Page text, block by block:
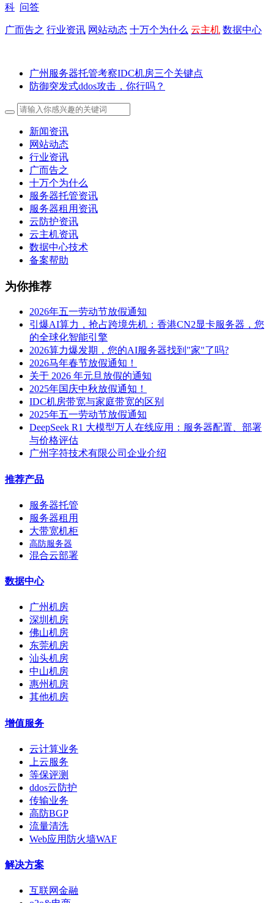
科 问答
广而告之 行业资讯 网站动态 十万个为什么 云主机 数据中心
广州服务器托管考察IDC机房三个关键点
防御突发式ddos攻击，你行吗？
新闻资讯
网站动态
行业资讯
广而告之
十万个为什么
服务器托管资讯
服务器租用资讯
云防护资讯
云主机资讯
数据中心技术
备案帮助
为你推荐
2026年五一劳动节放假通知
引爆AI算力，抢占跨境先机：香港CN2显卡服务器，您
的全球化智能引擎
2026算力爆发期，您的AI服务器找到"家"了吗?
2026马年春节放假通知！
关于 2026 年元旦放假的通知
2025年国庆中秋放假通知！
IDC机房带宽与家庭带宽的区别
2025年五一劳动节放假通知
DeepSeek R1 大模型万人在线应用：服务器配置、部署
与价格评估
广州字符技术有限公司企业介绍
推荐产品
服务器托管
服务器租用
大带宽机柜
高防服务器
混合云部署
数据中心
广州机房
深圳机房
佛山机房
东莞机房
汕头机房
中山机房
惠州机房
其他机房
增值服务
云计算业务
上云服务
等保评测
ddos云防护
传输业务
高防BGP
流量清洗
Web应用防火墙WAF
解决方案
互联网金融